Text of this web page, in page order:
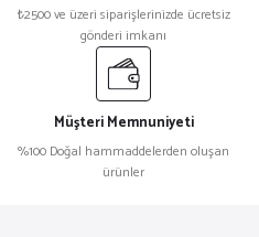
₺2500 ve üzeri siparişlerinizde ücretsiz
gönderi imkanı
Müşteri Memnuniyeti
%100 Doğal hammaddelerden oluşan
ürünler